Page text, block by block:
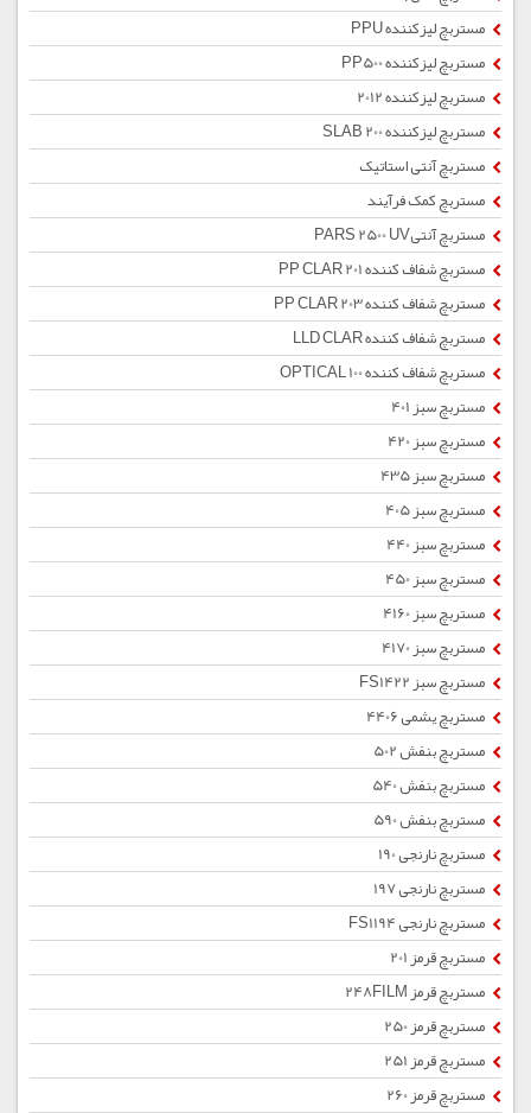
مستربچ لیزکننده PPU
مستربچ لیزکننده PP500
مستربچ لیزکننده 2012
مستربچ لیزکننده SLAB 200
مستربچ آنتی استاتیک
مستربچ کمک فرآیند
مستربچ آنتیPARS 2500 UV
مستربچ شفاف کننده PP CLAR 201
مستربچ شفاف کننده PP CLAR 203
مستربچ شفاف کننده LLD CLAR
مستربچ شفاف کننده OPTICAL 100
مستربچ سبز 401
مستربچ سبز 420
مستربچ سبز 435
مستربچ سبز 405
مستربچ سبز 440
مستربچ سبز 450
مستربچ سبز 4160
مستربچ سبز 4170
مستربچ سبز FS1422
مستربچ یشمی 4406
مستربچ بنفش 502
مستربچ بنفش 540
مستربچ بنفش 590
مستربچ نارنجی 190
مستربچ نارنجی 197
مستربچ نارنجی FS1194
مستربچ قرمز 201
مستربچ قرمز 248FILM
مستربچ قرمز 250
مستربچ قرمز 251
مستربچ قرمز 260